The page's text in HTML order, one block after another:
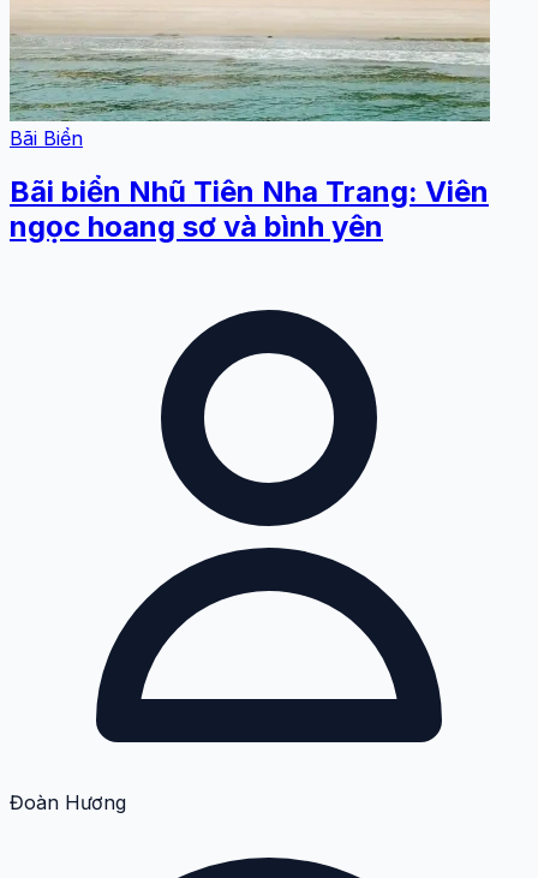
Bãi Biển
Bãi biển Nhũ Tiên Nha Trang: Viên
ngọc hoang sơ và bình yên
Đoàn Hương